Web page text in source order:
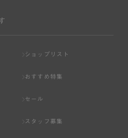
ショップリスト
おすすめ特集
セール
スタッフ募集